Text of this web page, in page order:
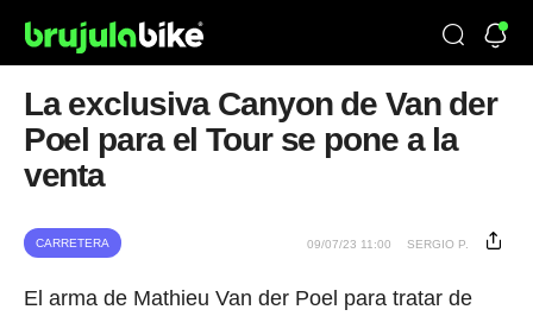
La exclusiva Canyon de Van der
Poel para el Tour se pone a la
venta
CARRETERA 09/07/23 11:00 SERGIO P.
El arma de Mathieu Van der Poel para tratar de